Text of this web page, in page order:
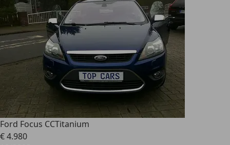
Ford Focus CCTitanium
€ 4.980